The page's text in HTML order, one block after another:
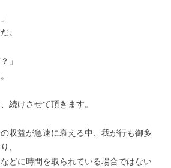
。
」
続けさせて頂きます。
収益が急速に衰える中、我が行も御多
、
どに時間を取られている場合ではない